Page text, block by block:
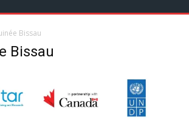
Bissau
Bissau